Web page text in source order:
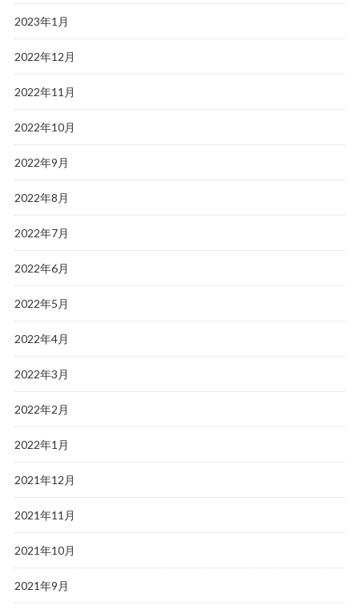
2023年1月
2022年12月
2022年11月
2022年10月
2022年9月
2022年8月
2022年7月
2022年6月
2022年5月
2022年4月
2022年3月
2022年2月
2022年1月
2021年12月
2021年11月
2021年10月
2021年9月